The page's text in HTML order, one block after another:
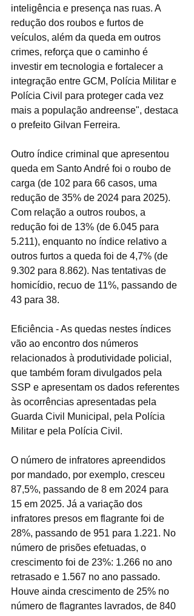
inteligência e presença nas ruas. A
redução dos roubos e furtos de
veículos, além da queda em outros
crimes, reforça que o caminho é
investir em tecnologia e fortalecer a
integração entre GCM, Polícia Militar e
Polícia Civil para proteger cada vez
mais a população andreense", destaca
o prefeito Gilvan Ferreira.
Outro índice criminal que apresentou
queda em Santo André foi o roubo de
carga (de 102 para 66 casos, uma
redução de 35% de 2024 para 2025).
Com relação a outros roubos, a
redução foi de 13% (de 6.045 para
5.211), enquanto no índice relativo a
outros furtos a queda foi de 4,7% (de
9.302 para 8.862). Nas tentativas de
homicídio, recuo de 11%, passando de
43 para 38.
Eficiência - As quedas nestes índices
vão ao encontro dos números
relacionados à produtividade policial,
que também foram divulgados pela
SSP e apresentam os dados referentes
às ocorrências apresentadas pela
Guarda Civil Municipal, pela Polícia
Militar e pela Polícia Civil.
O número de infratores apreendidos
por mandado, por exemplo, cresceu
87,5%, passando de 8 em 2024 para
15 em 2025. Já a variação dos
infratores presos em flagrante foi de
28%, passando de 951 para 1.221. No
número de prisões efetuadas, o
crescimento foi de 23%: 1.266 no ano
retrasado e 1.567 no ano passado.
Houve ainda crescimento de 25% no
número de flagrantes lavrados, de 840